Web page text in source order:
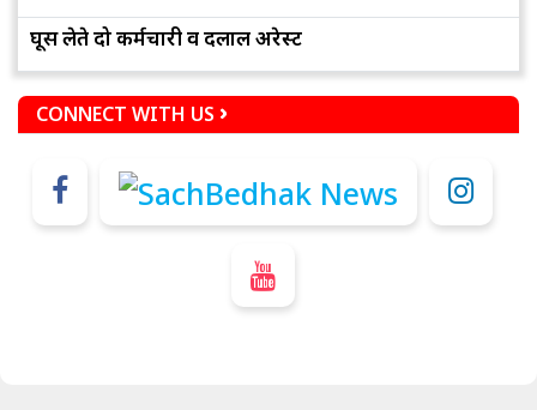
घूस लेते दो कर्मचारी व दलाल अरेस्ट
CONNECT WITH US